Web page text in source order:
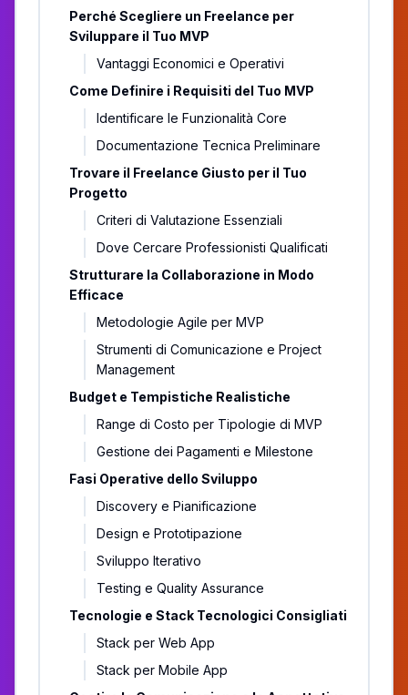
Perché Scegliere un Freelance per
Sviluppare il Tuo MVP
Vantaggi Economici e Operativi
Come Definire i Requisiti del Tuo MVP
Identificare le Funzionalità Core
Documentazione Tecnica Preliminare
Trovare il Freelance Giusto per il Tuo
Progetto
Criteri di Valutazione Essenziali
Dove Cercare Professionisti Qualificati
Strutturare la Collaborazione in Modo
Efficace
Metodologie Agile per MVP
Strumenti di Comunicazione e Project
Management
Budget e Tempistiche Realistiche
Range di Costo per Tipologie di MVP
Gestione dei Pagamenti e Milestone
Fasi Operative dello Sviluppo
Discovery e Pianificazione
Design e Prototipazione
Sviluppo Iterativo
Testing e Quality Assurance
Tecnologie e Stack Tecnologici Consigliati
Stack per Web App
Stack per Mobile App